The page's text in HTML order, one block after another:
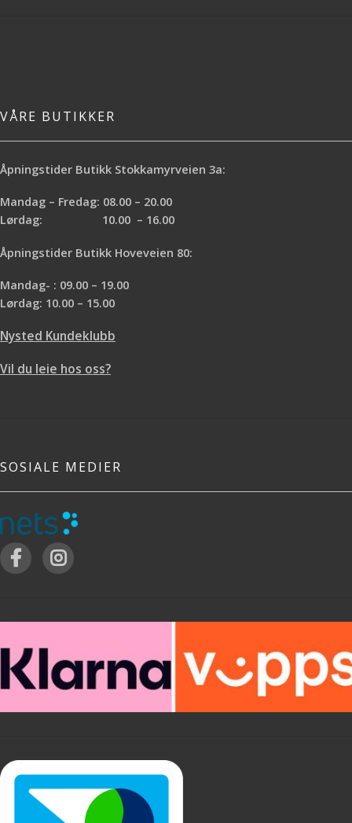
VÅRE BUTIKKER
Åpningstider Butikk Stokkamyrveien 3a:
Mandag – Fredag: 08.00 – 20.00
Lørdag: 10.00 – 16.00
Åpningstider Butikk Hoveveien 80:
Mandag- : 09.00 – 19.00
Lørdag: 10.00 – 15.00
Nysted Kundeklubb
Vil du leie hos oss?
SOSIALE MEDIER